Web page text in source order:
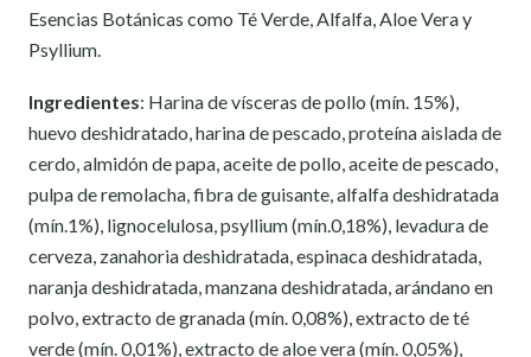
Esencias Botánicas como Té Verde, Alfalfa, Aloe Vera y
Psyllium.
Ingredientes: Harina de vísceras de pollo (mín. 15%),
huevo deshidratado, harina de pescado, proteína aislada de
cerdo, almidón de papa, aceite de pollo, aceite de pescado,
pulpa de remolacha, fibra de guisante, alfalfa deshidratada
(mín.1%), lignocelulosa, psyllium (mín.0,18%), levadura de
cerveza, zanahoria deshidratada, espinaca deshidratada,
naranja deshidratada, manzana deshidratada, arándano en
polvo, extracto de granada (mín. 0,08%), extracto de té
verde (mín. 0,01%), extracto de aloe vera (mín. 0,05%),